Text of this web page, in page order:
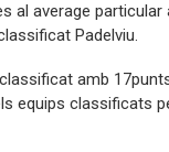
al average particular
Padelviu.
amb
equips classificats